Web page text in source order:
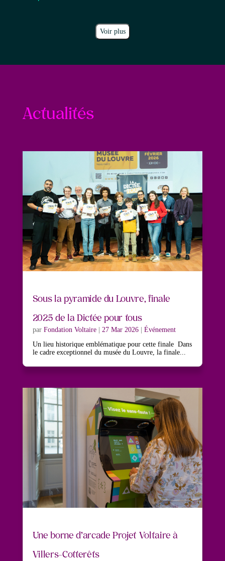
Voir plus
Actualités
Sous la pyramide du Louvre, finale
2025 de la Dictée pour tous
par Fondation Voltaire| 27 Mar 2026| Événement
Un lieu historique emblématique pour cette finale Dans
le cadre exceptionnel du musée du Louvre, la finale...
Une borne d’arcade Projet Voltaire à
Villers-Cotterêts